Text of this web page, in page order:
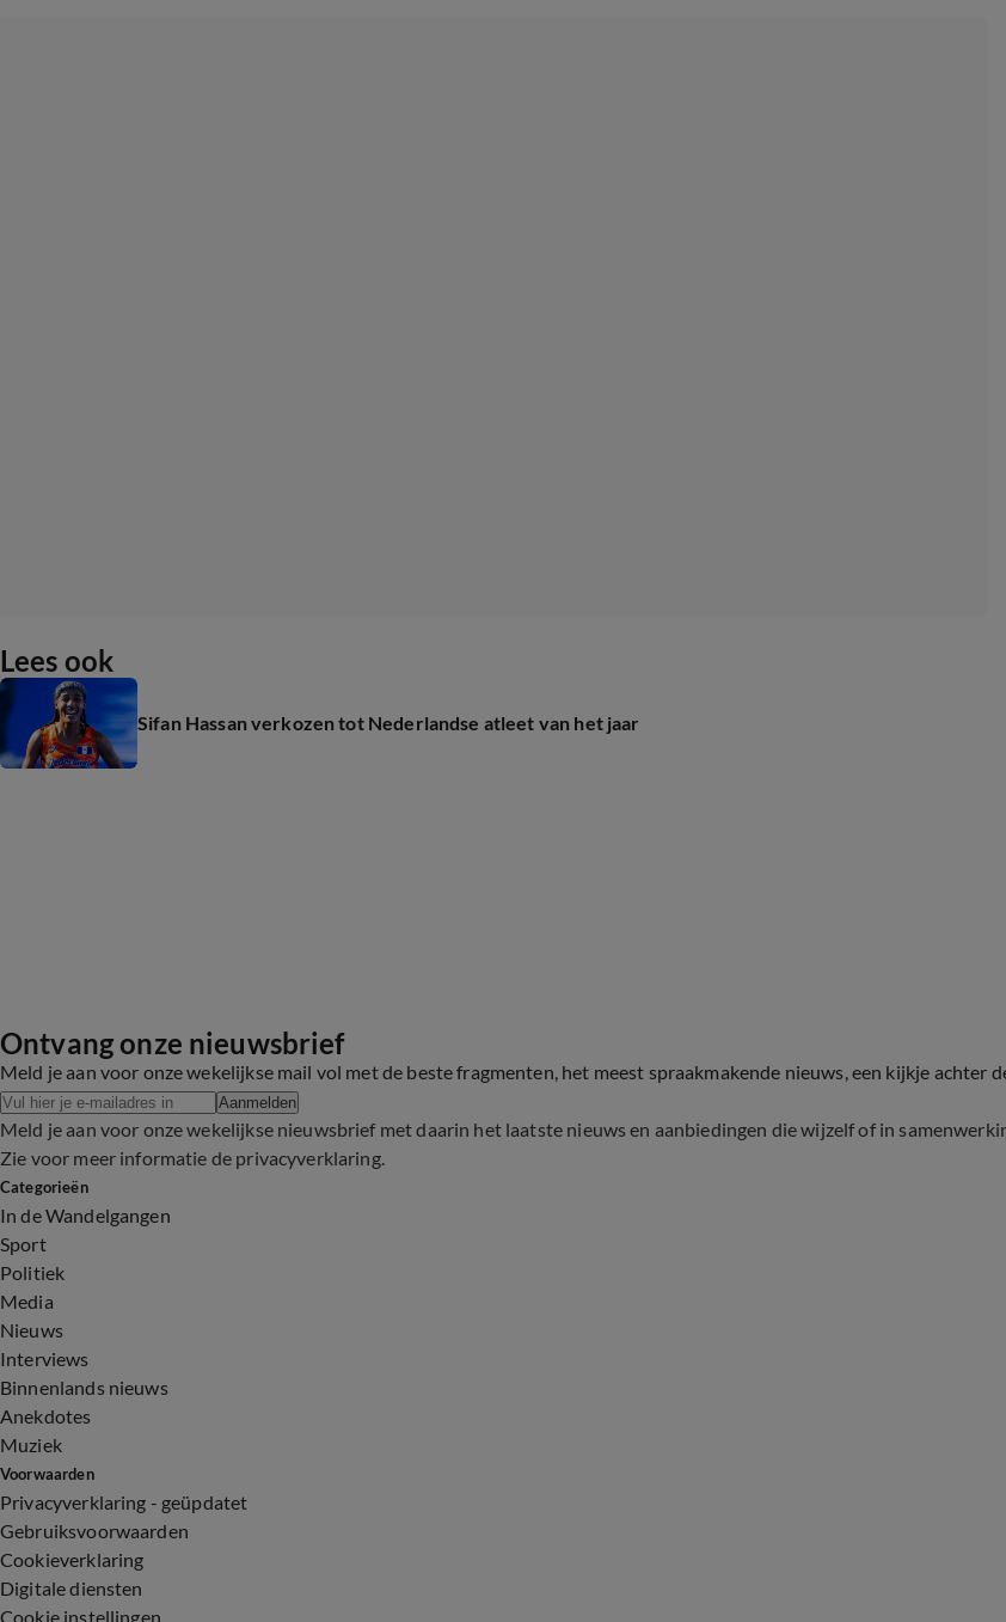
Lees ook
Sifan Hassan verkozen tot Nederlandse atleet van het jaar
Ontvang onze nieuwsbrief
Meld je aan voor onze wekelijkse mail vol met de beste fragmenten, het meest spraakmakende nieuws, een kijkje achter
Aanmelden
Meld je aan voor onze wekelijkse nieuwsbrief met daarin het laatste nieuws en aanbiedingen die wijzelf of in
Zie voor meer informatie de privacyverklaring.
Categorieën
In de Wandelgangen
Sport
Politiek
Media
Nieuws
Interviews
Binnenlands nieuws
Anekdotes
Muziek
Voorwaarden
Privacyverklaring - geüpdatet
Gebruiksvoorwaarden
Cookieverklaring
Digitale diensten
Cookie instellingen